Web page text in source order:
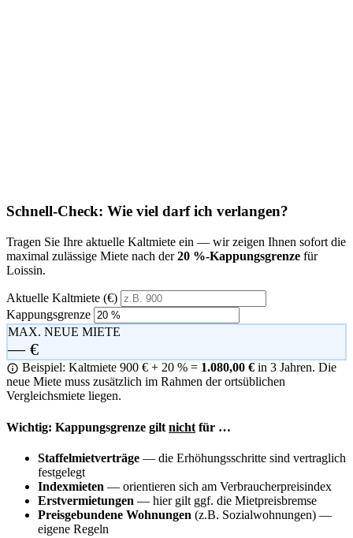
Schnell-Check: Wie viel darf ich verlangen?
Tragen Sie Ihre aktuelle Kaltmiete ein — wir zeigen Ihnen sofort die
maximal zulässige Miete nach der20 %-Kappungsgrenze für
Loissin.
Aktuelle Kaltmiete (€)
Kappungsgrenze
MAX. NEUE MIETE
— €
Beispiel: Kaltmiete 900 € + 20 % = 1.080,00 € in 3 Jahren. Die
neue Miete muss zusätzlich im Rahmen der ortsüblichen
Vergleichsmiete liegen.
Wichtig: Kappungsgrenze gilt nicht für …
Staffelmietverträge — die Erhöhungsschritte sind vertraglich
festgelegt
Indexmieten — orientieren sich am Verbraucherpreisindex
Erstvermietungen — hier gilt ggf. die Mietpreisbremse
Preisgebundene Wohnungen (z.B. Sozialwohnungen) —
eigene Regeln